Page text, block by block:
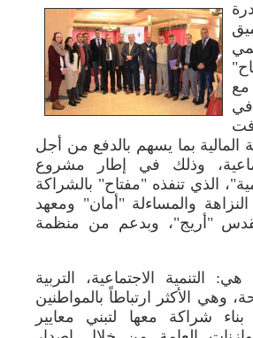
المالية بما يسهم بالدفع من أجل
وذلك في إطار مشروع
الذي تنفذه "مفتاح" بالشراكة
والمساءلة "أمان" ومعهد
القدس "أريج"، وبدعم من منظمة
التنمية الاجتماعية، التربية
وهي الأكثر ارتباطاً بالمواطنين
شراكة معها لتبني معايير